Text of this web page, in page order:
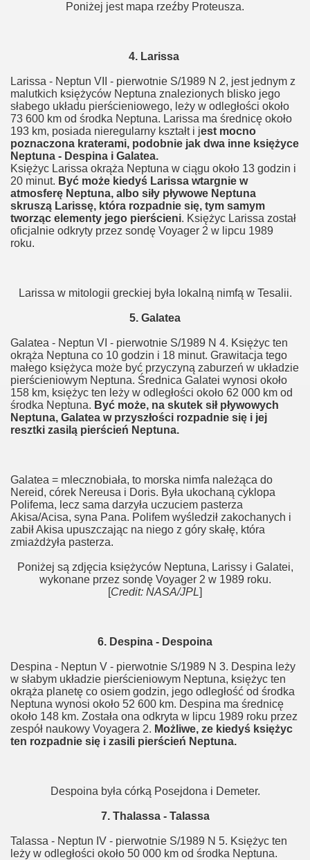
Poniżej jest mapa rzeźby Proteusza.
4. Larissa
Larissa - Neptun VII - pierwotnie S/1989 N 2, jest jednym z
malutkich księżyców Neptuna znalezionych blisko jego
słabego układu pierścieniowego, leży w odległości około
73 600 km od środka Neptuna. Larissa ma średnicę około
193 km, posiada nieregularny kształt i jest mocno
poznaczona kraterami, podobnie jak dwa inne księżyce
Neptuna - Despina i Galatea.
Księżyc Larissa okrąża Neptuna w ciągu około 13 godzin i
20 minut. Być może kiedyś Larissa wtargnie w
atmosferę Neptuna, albo siły pływowe Neptuna
skruszą Larissę, która rozpadnie się, tym samym
tworząc elementy jego pierścieni. Księżyc Larissa został
oficjalnie odkryty przez sondę Voyager 2 w lipcu 1989
roku.
Larissa w mitologii greckiej była lokalną nimfą w Tesalii.
5. Galatea
Galatea - Neptun VI - pierwotnie S/1989 N 4. Księżyc ten
okrąża Neptuna co 10 godzin i 18 minut. Grawitacja tego
małego księżyca może być przyczyną zaburzeń w układzie
pierścieniowym Neptuna. Średnica Galatei wynosi około
158 km, księżyc ten leży w odległości około 62 000 km od
środka Neptuna. Być może, na skutek sił pływowych
Neptuna, Galatea w przyszłości rozpadnie się i jej
resztki zasilą pierścień Neptuna.
Galatea = mlecznobiała, to morska nimfa należąca do
Nereid, córek Nereusa i Doris. Była ukochaną cyklopa
Polifema, lecz sama darzyła uczuciem pasterza
Akisa/Acisa, syna Pana. Polifem wyśledził zakochanych i
zabił Akisa upuszczając na niego z góry skałę, która
zmiażdżyła pasterza.
Poniżej są zdjęcia księżyców Neptuna, Larissy i Galatei,
wykonane przez sondę Voyager 2 w 1989 roku.
[Credit: NASA/JPL]
6. Despina - Despoina
Despina - Neptun V - pierwotnie S/1989 N 3. Despina leży
w słabym układzie pierścieniowym Neptuna, księżyc ten
okrąża planetę co osiem godzin, jego odległość od środka
Neptuna wynosi około 52 600 km. Despina ma średnicę
około 148 km. Została ona odkryta w lipcu 1989 roku przez
zespół naukowy Voyagera 2. Możliwe, ze kiedyś księżyc
ten rozpadnie się i zasili pierścień Neptuna.
Despoina była córką Posejdona i Demeter.
7. Thalassa - Talassa
Talassa - Neptun IV - pierwotnie S/1989 N 5. Księżyc ten
leży w odległości około 50 000 km od środka Neptuna.